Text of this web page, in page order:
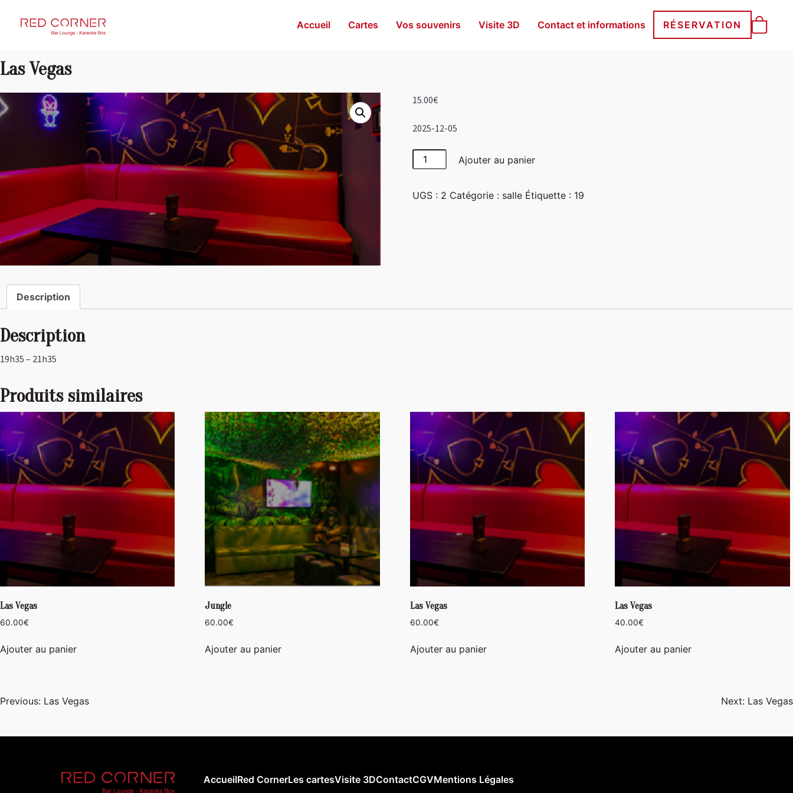
RED CORNER Accueil Cartes Vos souvenirs Visite 3D Contact et informations RÉSERVATION
Las Vegas
15.00€
2025-12-05
quantité
de
Vegas
Ajouter au panier
UGS : 2 Catégorie : salle Étiquette : 19
Description
Description
19h35 – 21h35
Produits similaires
Las Vegas
60.00€
Ajouter au panier
Jungle
60.00€
Ajouter au panier
Las Vegas
60.00€
Ajouter au panier
Las Vegas
40.00€
Ajouter au panier
Navigation
Previous: Las Vegas Next: Las Vegas
AccueilRed CornerLes cartesVisite 3DContactCGVMentions Légales